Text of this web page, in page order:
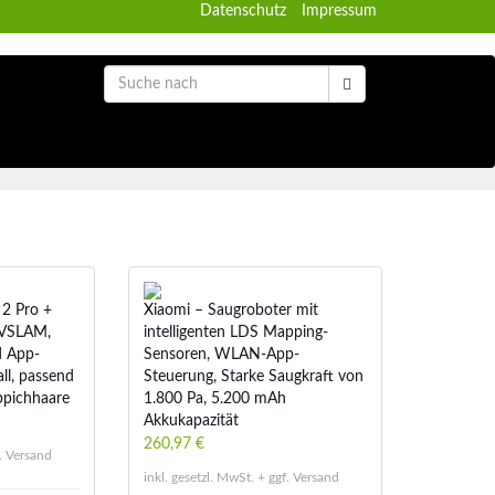
Datenschutz Impressum
Pro +
App-
passend
Versand
Xiaomi – Saugroboter mit
intelligenten LDS Mapping-
Sensoren, WLAN-App-
Steuerung, Starke Saugkraft von
1.800 Pa, 5.200 mAh
Akkukapazität
260,97 €
inkl. gesetzl. MwSt. + ggf. Versand